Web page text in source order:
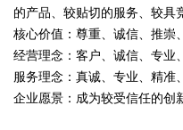
的产品、较贴切的服务、较具
核心价值：尊重、诚信、推崇
经营理念：客户、诚信、专业
服务理念：真诚、专业、精准
企业愿景：成为较受信任的创